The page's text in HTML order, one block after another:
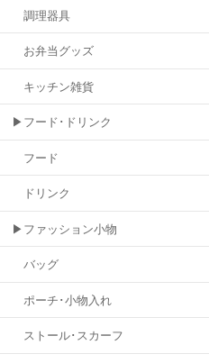
調理器具
お弁当グッズ
キッチン雑貨
▶フード･ドリンク
フード
ドリンク
▶ファッション小物
バッグ
ポーチ･小物入れ
ストール･スカーフ